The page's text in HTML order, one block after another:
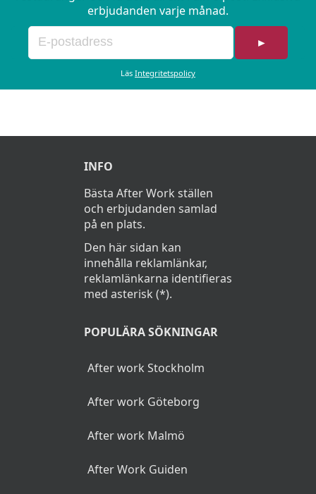
erbjudanden varje månad.
►
Läs Integritetspolicy
INFO
Bästa After Work ställen
och erbjudanden samlad
på en plats.
Den här sidan kan
innehålla reklamlänkar,
reklamlänkarna identifieras
med asterisk (*).
POPULÄRA SÖKNINGAR
After work Stockholm
After work Göteborg
After work Malmö
After Work Guiden